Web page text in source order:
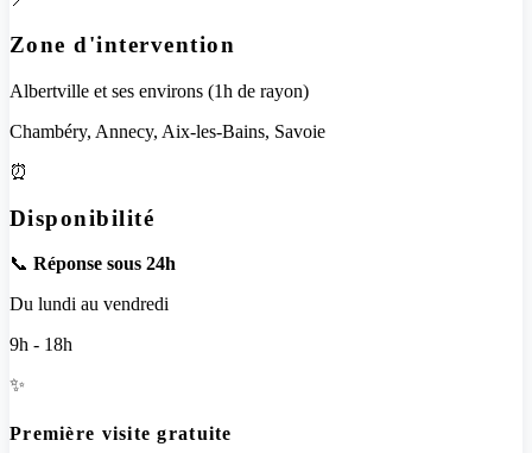
Zone d'intervention
Albertville et ses environs (1h de rayon)
Chambéry, Annecy, Aix-les-Bains, Savoie
⏰
Disponibilité
📞 Réponse sous 24h
Du lundi au vendredi
9h - 18h
✨
Première visite gratuite